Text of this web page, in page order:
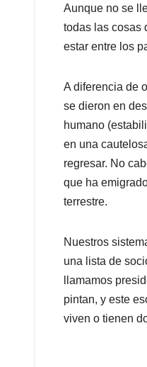
A
p
p
o
o
k
Aunque no se
todas las cosas
estar entre los
A diferencia de
se dieron en
humano
en una
regresar. No
que ha
terrestre.
Nuestros
una lista de
llamamos
pintan, y este
viven o tienen